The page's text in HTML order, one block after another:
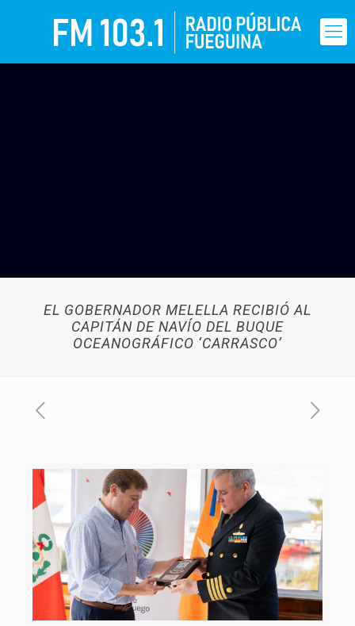
EL GOBERNADOR MELELLA RECIBIÓ AL
CAPITÁN DE NAVÍO DEL BUQUE
OCEANOGRÁFICO ‘CARRASCO’